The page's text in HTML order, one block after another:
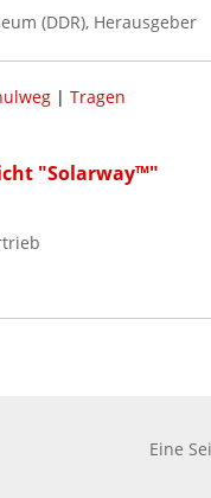
(DDR), Herausgeber
| Tragen
"Solarway™"
Eine